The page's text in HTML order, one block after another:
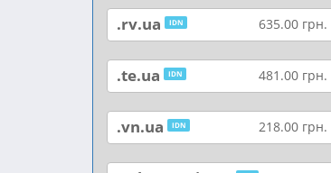
.rv.ua IDN 635.00 грн.
.te.ua IDN 481.00 грн.
.vn.ua IDN 218.00 грн.